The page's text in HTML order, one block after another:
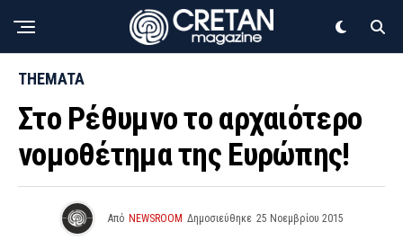
THEMATA
Στo Ρέθυμνο το αρχαιότερο
νοµοθέτηµα της Ευρώπης!
Από NEWSROOM Δημοσιεύθηκε 25 Νοεμβρίου 2015